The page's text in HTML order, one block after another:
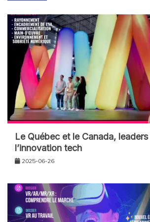
Le Québec et le Canada,
l’innovation tech
2025-06-26